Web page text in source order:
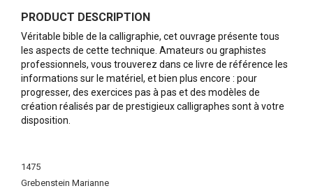
PRODUCT DESCRIPTION
Véritable bible de la calligraphie, cet ouvrage présente tous
les aspects de cette technique. Amateurs ou graphistes
professionnels, vous trouverez dans ce livre de référence les
informations sur le matériel, et bien plus encore : pour
progresser, des exercices pas à pas et des modèles de
création réalisés par de prestigieux calligraphes sont à votre
disposition.
Information
1475
Grebenstein Marianne